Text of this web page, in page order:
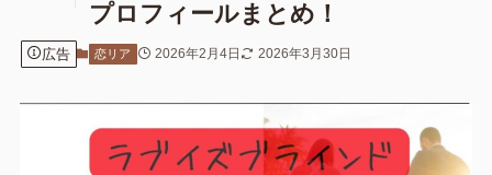
プロフィールまとめ！
広告 恋リア 2026年2月4日 2026年3月30日